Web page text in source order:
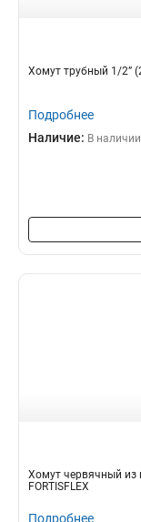
Хомут трубный 1/2”
Подробнее
Наличие: В наличии
Хомут червячный из
FORTISFLEX
Подробнее